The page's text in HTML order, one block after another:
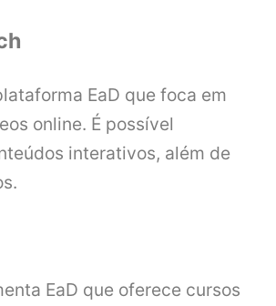
EaD que foca em
online. É possível
interativos, além de
EaD que oferece cursos